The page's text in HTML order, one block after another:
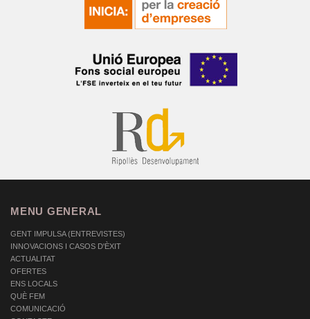
MENU GENERAL
GENT IMPULSA (ENTREVISTES)
INNOVACIONS I CASOS D'ÈXIT
ACTUALITAT
OFERTES
ENS LOCALS
QUÈ FEM
COMUNICACIÓ